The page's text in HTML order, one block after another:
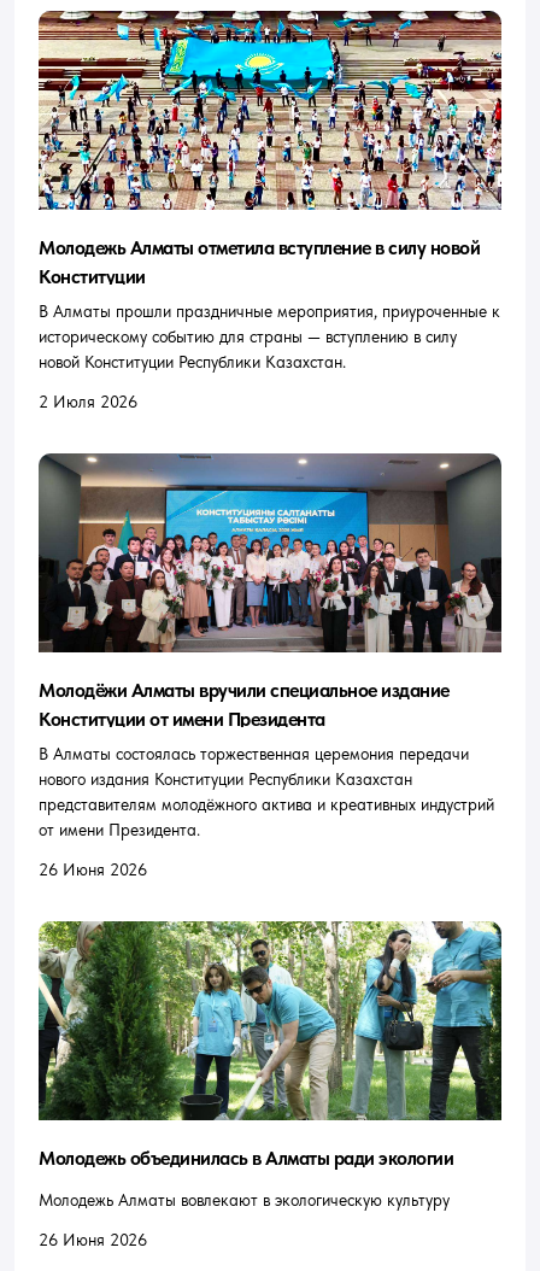
осмыслить значимость Основного закона через
искусство, музыку и творчество.
Молодежь Алматы отметила вступление в силу новой
Конституции
В Алматы прошли праздничные мероприятия, приуроченные к
историческому событию для страны — вступлению в силу
новой Конституции Республики Казахстан.
2 Июля 2026
Молодёжи Алматы вручили специальное издание
Конституции от имени Президента
В Алматы состоялась торжественная церемония передачи
нового издания Конституции Республики Казахстан
представителям молодёжного актива и креативных индустрий
от имени Президента.
26 Июня 2026
Молодежь объединилась в Алматы ради экологии
Молодежь Алматы вовлекают в экологическую культуру
26 Июня 2026